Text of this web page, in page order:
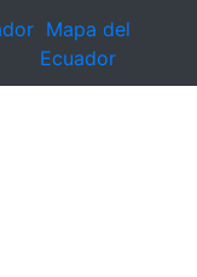
Mapa del
Ecuador